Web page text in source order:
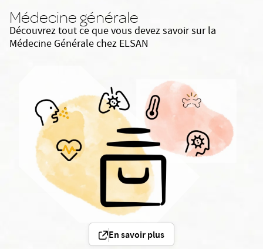
Médecine générale
Découvrez tout ce que vous devez savoir sur la
Médecine Générale chez ELSAN
En savoir plus